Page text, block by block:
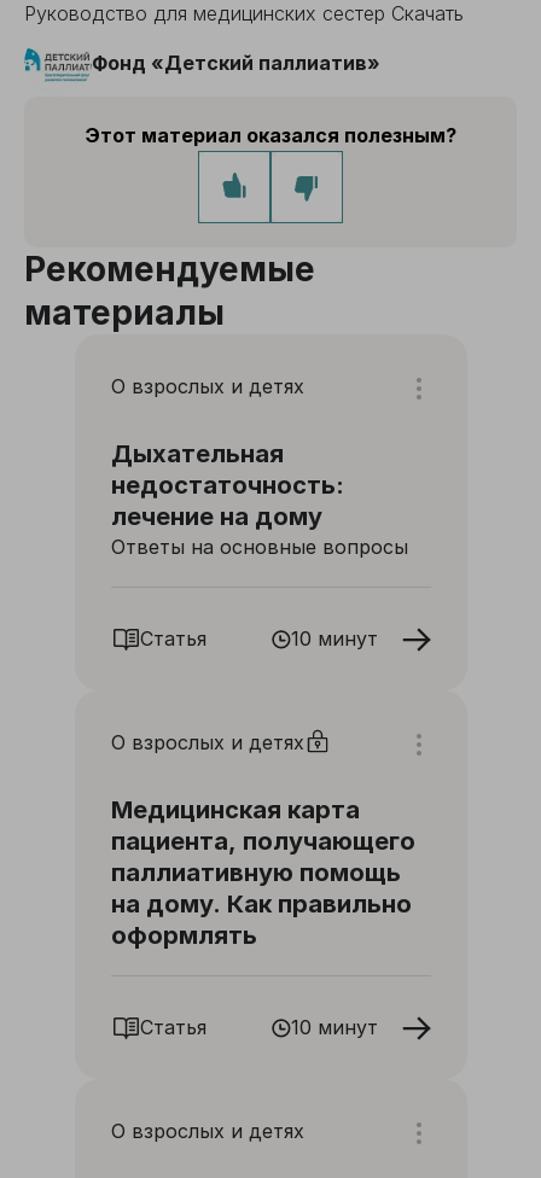
Руководство для медицинских сестер Скачать
Фонд «Детский паллиатив»
Этот материал оказался полезным?
Рекомендуемые
материалы
О взрослых и детях
Дыхательная
недостаточность:
лечение на дому
Ответы на основные вопросы
Статья 10 минут
О взрослых и детях
Медицинская карта
пациента, получающего
паллиативную помощь
на дому. Как правильно
оформлять
Статья 10 минут
О взрослых и детях